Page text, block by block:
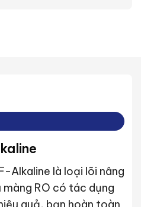
Alkaline là loại lõi nâng
RO có tác dụng